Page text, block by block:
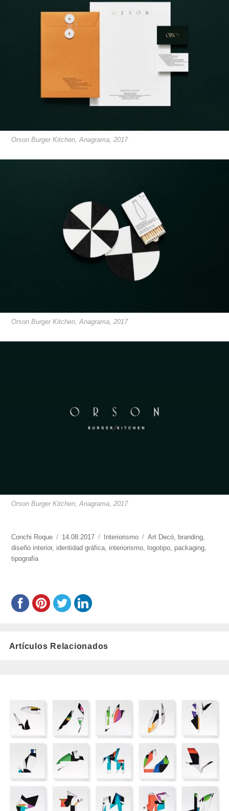
Orson Burger Kitchen, Anagrama, 2017
Orson Burger Kitchen, Anagrama, 2017
Orson Burger Kitchen, Anagrama, 2017
https://www.experimenta.es/author/conchi-
roque/
Conchi Roque
Publicado
el
14.08.2017 Categorías
Interiorismo Etiquetas
Art Decó branding
diseño interior, identidad gráfica interiorismo logotipo packaging
tipografia
Artículos Relacionados